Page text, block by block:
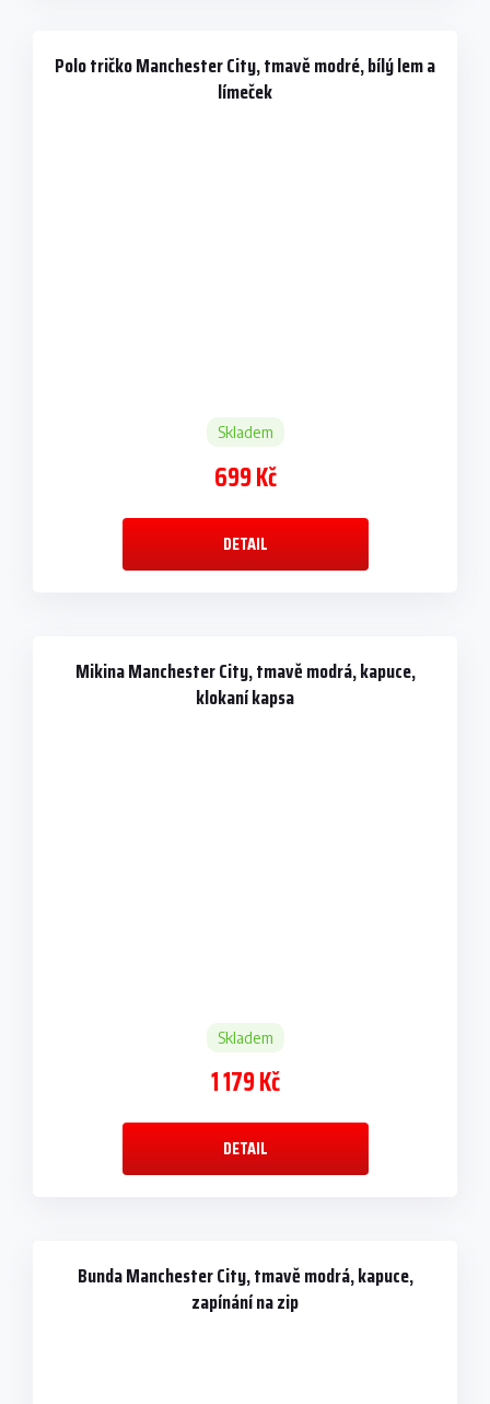
Polo tričko Manchester City, tmavě modré, bílý lem a
límeček
Skladem
699 Kč
DETAIL
Mikina Manchester City, tmavě modrá, kapuce,
klokaní kapsa
Skladem
1 179 Kč
DETAIL
Bunda Manchester City, tmavě modrá, kapuce,
zapínání na zip